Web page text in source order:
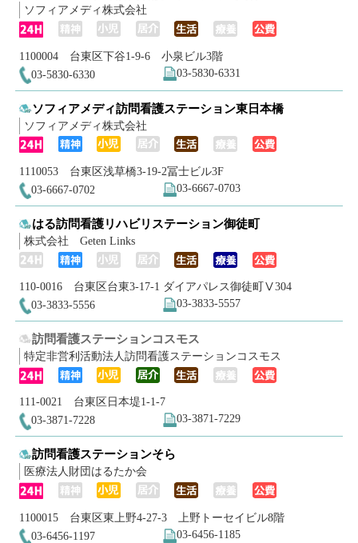
ソフィアメディ株式会社
1100004 台東区下谷1-9-6 小泉ビル3階
03-5830-6330
03-5830-6331
ソフィアメディ訪問看護ステーション東日本橋
ソフィアメディ株式会社
1110053 台東区浅草橋3-19-2冨士ビル3F
03-6667-0702
03-6667-0703
はる訪問看護リハビリステーション御徒町
株式会社 Geten Links
110-0016 台東区台東3-17-1 ダイアパレス御徒町Ⅴ304
03-3833-5556
03-3833-5557
訪問看護ステーションコスモス
特定非営利活動法人訪問看護ステーションコスモス
111-0021 台東区日本堤1-1-7
03-3871-7228
03-3871-7229
訪問看護ステーションそら
医療法人財団はるたか会
1100015 台東区東上野4-27-3 上野トーセイビル8階
03-6456-1197
03-6456-1185